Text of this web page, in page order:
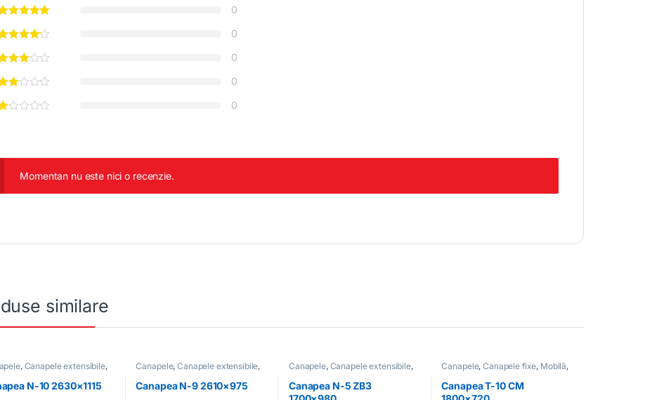
0
0
0
0
0
Momentan nu este nici o recenzie.
similare
, Canapele extensibile,
Mobilă moale
N-10 2630×1115
Canapele,Canapele extensibile,
Mobilă
Mobilă moale
Canapea N-9 2610×975
Canapele, Canapele extensibile,
Mobilă
Mobilă moale
Canapea N-5 ZB3
Canapele,Canapele fixe, Mobilă,
Mobilă moale
Canapea T-10 CM